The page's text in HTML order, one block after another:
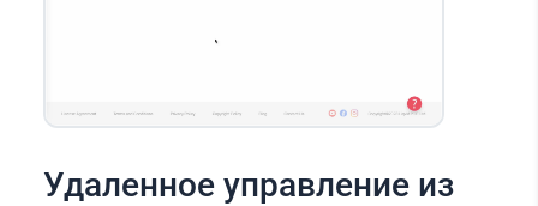
Удаленное управление из